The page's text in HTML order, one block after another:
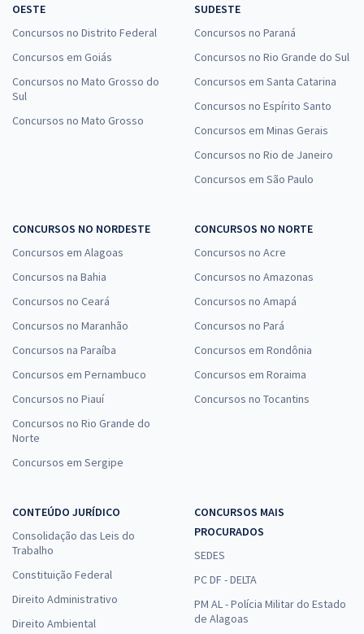
OESTE
Concursos no Distrito Federal
Concursos em Goiás
Concursos no Mato Grosso do
Sul
Concursos no Mato Grosso
SUDESTE
Concursos no Paraná
Concursos no Rio Grande do Sul
Concursos em Santa Catarina
Concursos no Espírito Santo
Concursos em Minas Gerais
Concursos no Rio de Janeiro
Concursos em São Paulo
CONCURSOS NO NORDESTE
Concursos em Alagoas
Concursos na Bahia
Concursos no Ceará
Concursos no Maranhão
Concursos na Paraíba
Concursos em Pernambuco
Concursos no Piauí
Concursos no Rio Grande do
Norte
Concursos em Sergipe
CONCURSOS NO NORTE
Concursos no Acre
Concursos no Amazonas
Concursos no Amapá
Concursos no Pará
Concursos em Rondônia
Concursos em Roraima
Concursos no Tocantins
CONTEÚDO JURÍDICO
Consolidação das Leis do
Trabalho
Constituição Federal
Direito Administrativo
Direito Ambiental
CONCURSOS MAIS
PROCURADOS
SEDES
PC DF - DELTA
PM AL - Polícia Militar do Estado
de Alagoas